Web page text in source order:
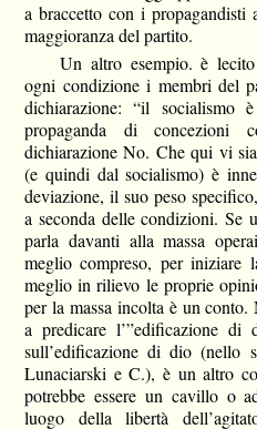
a braccetto con i
maggioranza del partito.
Un altro esempio. è
ogni condizione i membri del
dichiarazione: “il
propaganda di concezioni
dichiarazione No. Che qui vi
(e quindi dal socialismo) è
deviazione, il suo peso
a seconda delle condizioni. Se
parla davanti alla massa
meglio compreso, per iniziare
meglio in rilievo le proprie
per la massa incolta è un
a predicare l’”edificazione
sull’edificazione di dio (nello
Lunaciarski e C.), è un altro
potrebbe essere un cavillo o
luogo della libertà